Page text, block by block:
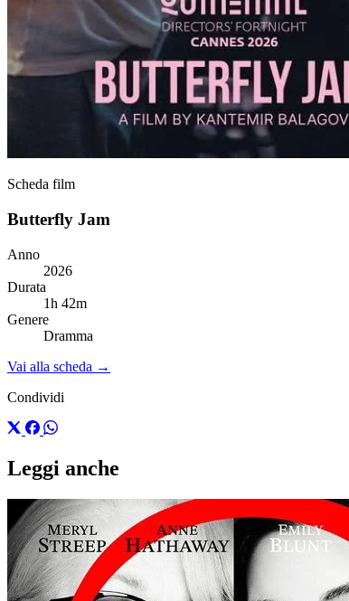
Scheda film
Butterfly Jam
Anno
2026
Durata
1h 42m
Genere
Dramma
Vai alla scheda →
Condividi
Leggi anche